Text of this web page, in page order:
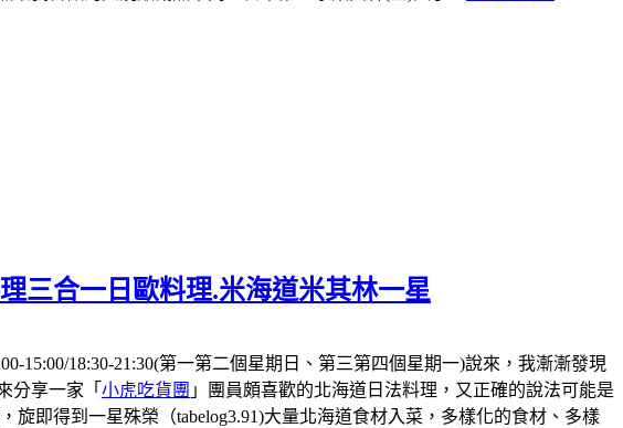
三合一日歐料理.米海道米其林一星
15:00/18:30-21:30(第一第二個星期日、第三第四個星期一)說來，我漸漸發現
分享一家「 小虎吃貨團 」團員頗喜歡的北海道日法料理，又正確的說法可能是
即得到一星殊榮（tabelog3.91)大量北海道食材入菜，多樣化的食材、多樣